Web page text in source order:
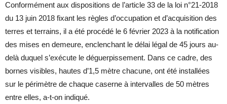
Conformément aux dispositions de l’article 33 de la loi n°21-2018
du 13 juin 2018 fixant les règles d’occupation et d’acquisition des
terres et terrains, il a été procédé le 6 février 2023 à la notification
des mises en demeure, enclenchant le délai légal de 45 jours au-
delà duquel s’exécute le déguerpissement. Dans ce cadre, des
bornes visibles, hautes d’1,5 mètre chacune, ont été installées
sur le périmètre de chaque caserne à intervalles de 50 mètres
entre elles, a-t-on indiqué.